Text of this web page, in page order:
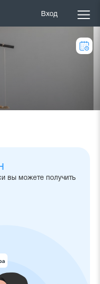
Вход
вы можете получить